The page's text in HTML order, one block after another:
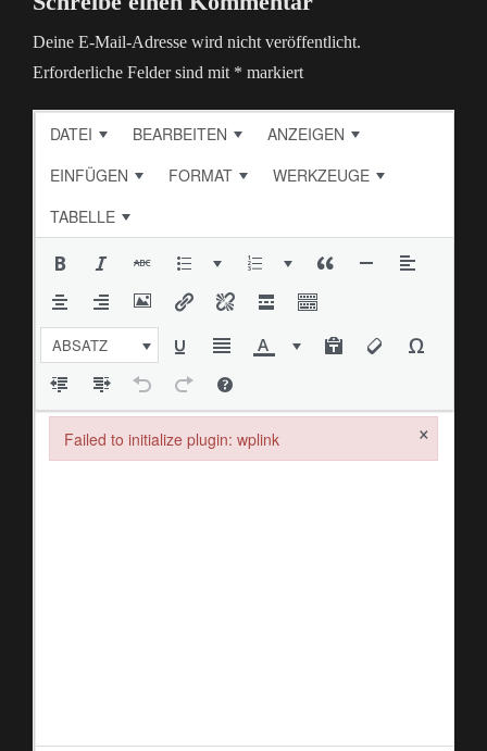
Deine E-Mail-Adresse wird nicht veröffentlicht.
Erforderliche Felder sind mit * markiert
DATEI BEARBEITEN
ANZEIGEN
EINFÜGEN
FORMAT
WERKZEUGE
TABELLE
ABSATZ
Failed to initialize plugin: wplink ×
Failed to initialize plugin: wplink